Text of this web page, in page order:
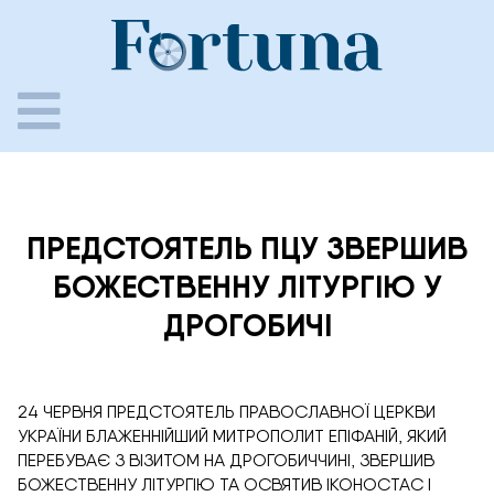
ПРЕДСТОЯТЕЛЬ ПЦУ ЗВЕРШИВ
БОЖЕСТВЕННУ ЛІТУРГІЮ У
ДРОГОБИЧІ
24 ЧЕРВНЯ ПРЕДСТОЯТЕЛЬ ПРАВОСЛАВНОЇ ЦЕРКВИ
УКРАЇНИ БЛАЖЕННІЙШИЙ МИТРОПОЛИТ ЕПІФАНІЙ, ЯКИЙ
ПЕРЕБУВАЄ З ВІЗИТОМ НА ДРОГОБИЧЧИНІ, ЗВЕРШИВ
БОЖЕСТВЕННУ ЛІТУРГІЮ ТА ОСВЯТИВ ІКОНОСТАС І